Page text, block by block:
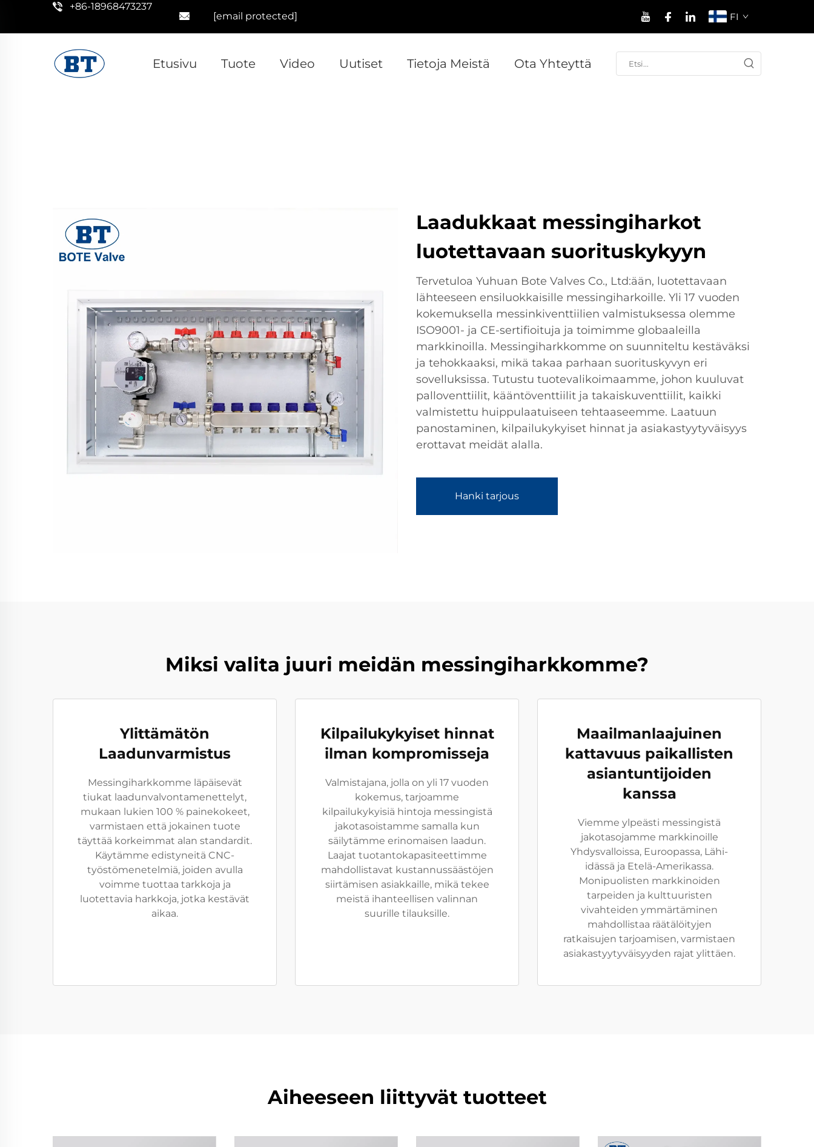
+86-18968473237
[email protected]
FI
Etusivu Tuote Video Uutiset Tietoja Meistä Ota Yhteyttä
Laadukkaat messingiharkot
luotettavaan suorituskykyyn
Tervetuloa Yuhuan Bote Valves Co., Ltd:ään, luotettavaan
lähteeseen ensiluokkaisille messingiharkoille. Yli 17 vuoden
kokemuksella messinkiventtiilien valmistuksessa olemme
ISO9001- ja CE-sertifioituja ja toimimme globaaleilla
markkinoilla. Messingiharkkomme on suunniteltu kestäväksi
ja tehokkaaksi, mikä takaa parhaan suorituskyvyn eri
sovelluksissa. Tutustu tuotevalikoimaamme, johon kuuluvat
palloventtiilit, kääntöventtiilit ja takaiskuventtiilit, kaikki
valmistettu huippulaatuiseen tehtaaseemme. Laatuun
panostaminen, kilpailukykyiset hinnat ja asiakastyytyväisyys
erottavat meidät alalla.
Hanki tarjous
Miksi valita juuri meidän messingiharkkomme?
Ylittämätön
Laadunvarmistus
Messingiharkkomme läpäisevät
tiukat laadunvalvontamenettelyt,
mukaan lukien 100 % painekokeet,
varmistaen että jokainen tuote
täyttää korkeimmat alan standardit.
Käytämme edistyneitä CNC-
työstömenetelmiä, joiden avulla
voimme tuottaa tarkkoja ja
luotettavia harkkoja, jotka kestävät
aikaa.
Kilpailukykyiset hinnat
ilman kompromisseja
Valmistajana, jolla on yli 17 vuoden
kokemus, tarjoamme
kilpailukykyisiä hintoja messingistä
jakotasoistamme samalla kun
säilytämme erinomaisen laadun.
Laajat tuotantokapasiteettimme
mahdollistavat kustannussäästöjen
siirtämisen asiakkaille, mikä tekee
meistä ihanteellisen valinnan
suurille tilauksille.
Maailmanlaajuinen
kattavuus paikallisten
asiantuntijoiden
kanssa
Viemme ylpeästi messingistä
jakotasojamme markkinoille
Yhdysvalloissa, Euroopassa, Lähi-
idässä ja Etelä-Amerikassa.
Monipuolisten markkinoiden
tarpeiden ja kulttuuristen
vivahteiden ymmärtäminen
mahdollistaa räätälöityjen
ratkaisujen tarjoamisen, varmistaen
asiakastyytyväisyyden rajat ylittäen.
Aiheeseen liittyvät tuotteet